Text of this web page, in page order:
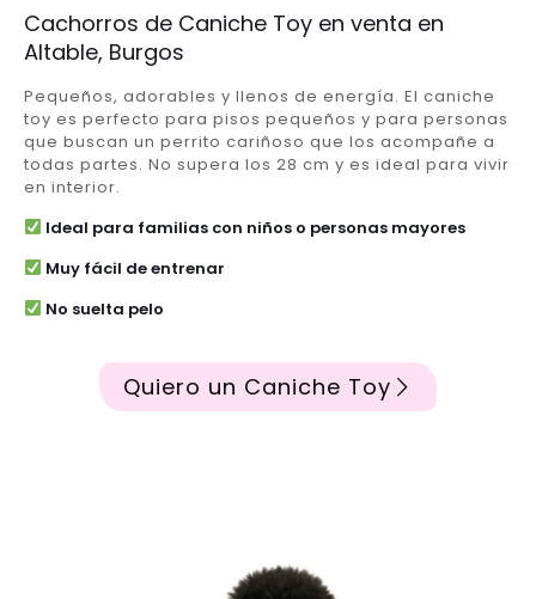
Cachorros de Caniche Toy en venta en
Altable, Burgos
Pequeños, adorables y llenos de energía. El caniche
toy es perfecto para pisos pequeños y para personas
que buscan un perrito cariñoso que los acompañe a
todas partes. No supera los 28 cm y es ideal para vivir
en interior.
Ideal para familias con niños o personas mayores
Muy fácil de entrenar
No suelta pelo
Quiero un Caniche Toy